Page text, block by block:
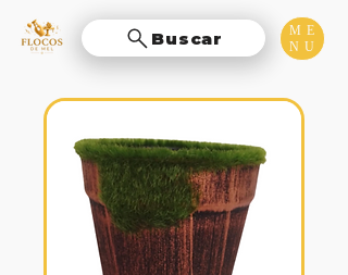
ME
NU
Buscar